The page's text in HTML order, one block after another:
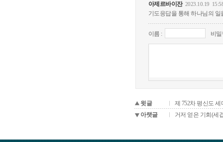
아제르바이잔 2023.10.19
기도응답을 통해 하나님의
이름 : 비
윗글
제 752차 평신도
아랫글
거저 얻은 기회(세